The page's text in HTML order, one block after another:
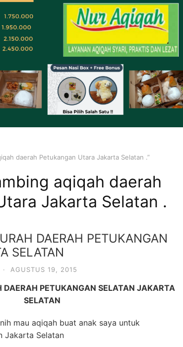
daerah Petukangan Utara Jakarta Selatan .”
aqiqah daerah
Jakarta Selatan .
DAERAH PETUKANGAN
SELATAN
· AGUSTUS 19, 2015
DAERAH PETUKANGAN SELATAN JAKARTA
SELATAN
mau aqiqah buat anak saya untuk
Jakarta Selatan